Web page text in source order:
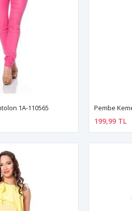
1A-110565
199,99 TL